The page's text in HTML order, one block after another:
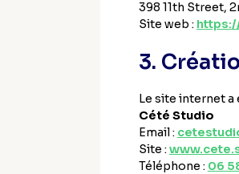
398 11th Street,
Site web :
3.
Le site internet a
Cété Studio
Email :
Site :
Téléphone : 06